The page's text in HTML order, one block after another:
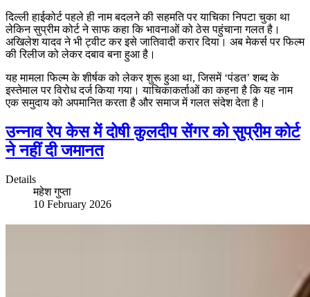
दिल्ली हाईकोर्ट पहले ही नाम बदलने की सहमति पर याचिका निपटा चुका था
लेकिन सुप्रीम कोर्ट ने साफ कहा कि भावनाओं को ठेस पहुंचाना गलत है।
अखिलेश यादव ने भी ट्वीट कर इसे जातिवादी करार दिया। अब मेकर्स पर फिल्म
की रिलीज को लेकर दबाव बना हुआ है।
यह मामला फिल्म के शीर्षक को लेकर शुरू हुआ था, जिसमें ‘पंडत’ शब्द के
इस्तेमाल पर विरोध दर्ज किया गया। याचिकाकर्ताओं का कहना है कि यह नाम
एक समुदाय को अपमानित करता है और समाज में गलत संदेश देता है।
उन्नाव रेप केस में दोषी कुलदीप सेंगर को सुप्रीम कोर्ट
ने नहीं दी जमानत
Details
महेश गुप्ता
10 February 2026